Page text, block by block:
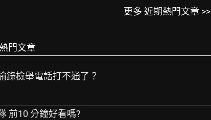
更多 近期熱門文章 >>
門文章
錄檢舉電話打不通了？
前10 分鐘好看嗎?